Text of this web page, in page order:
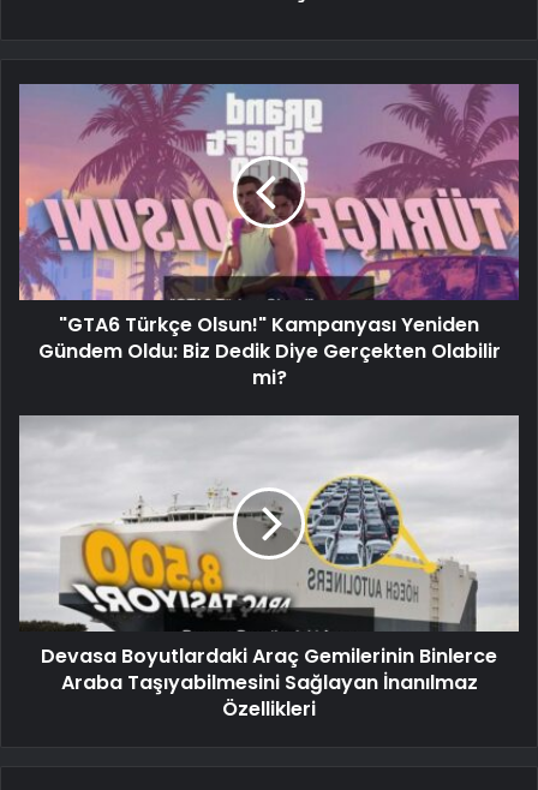
"GTA6 Türkçe Olsun!" Kampanyası Yeniden
Gündem Oldu: Biz Dedik Diye Gerçekten Olabilir
mi?
Devasa Boyutlardaki Araç Gemilerinin Binlerce
Araba Taşıyabilmesini Sağlayan İnanılmaz
Özellikleri